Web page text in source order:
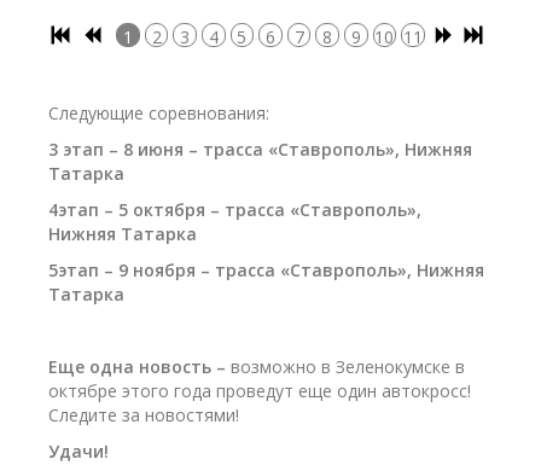
1 2 3 4 5 6 7 8 9 10 11
Следующие соревнования:
3 этап – 8 июня – трасса «Ставрополь», Нижняя
Татарка
4этап – 5 октября – трасса «Ставрополь»,
Нижняя Татарка
5этап – 9 ноября – трасса «Ставрополь», Нижняя
Татарка
Еще одна новость – возможно в Зеленокумске в
октябре этого года проведут еще один автокросс!
Следите за новостями!
Удачи!